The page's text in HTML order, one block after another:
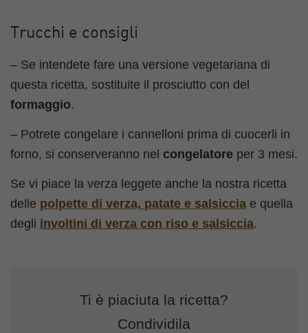
Trucchi e consigli
– Se intendete fare una versione vegetariana di
questa ricetta, sostituite il prosciutto con del
formaggio.
– Potrete congelare i cannelloni prima di cuocerli in
forno, si conserveranno nel congelatore per 3 mesi.
Se vi piace la verza leggete anche la nostra ricetta
delle polpette di verza, patate e salsiccia e quella
degli involtini di verza con riso e salsiccia.
Ti è piaciuta la ricetta?
Condividila